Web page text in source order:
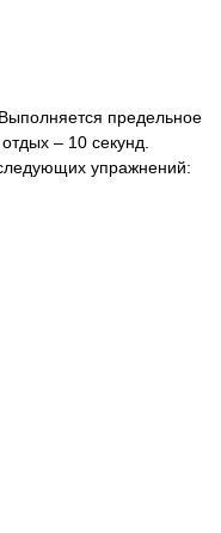
предельное
– 10 секунд.
упражнений: